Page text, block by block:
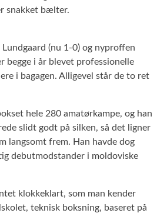
snakket bælter.
(nu 1-0) og nyproffen
begge i år blevet professionelle
i bagagen. Alligevel står de to ret
hele 280 amatørkampe, og han
slidt godt på silken, så det ligner
langsomt frem. Han havde dog
debutmodstander i moldoviske
klokkeklart, som man kender
teknisk boksning, baseret på